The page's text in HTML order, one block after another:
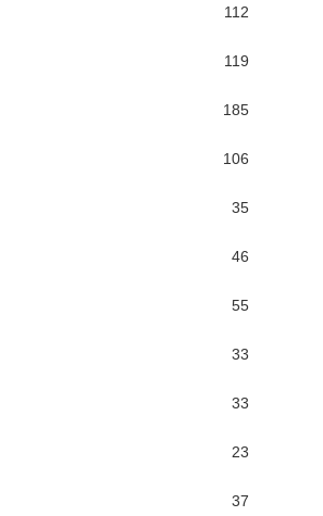
112
119
185
106
35
46
55
33
33
23
37